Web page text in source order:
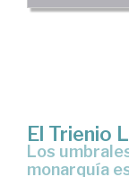
El Trienio
Los umbrales del constitucionalismo en la
monarquía